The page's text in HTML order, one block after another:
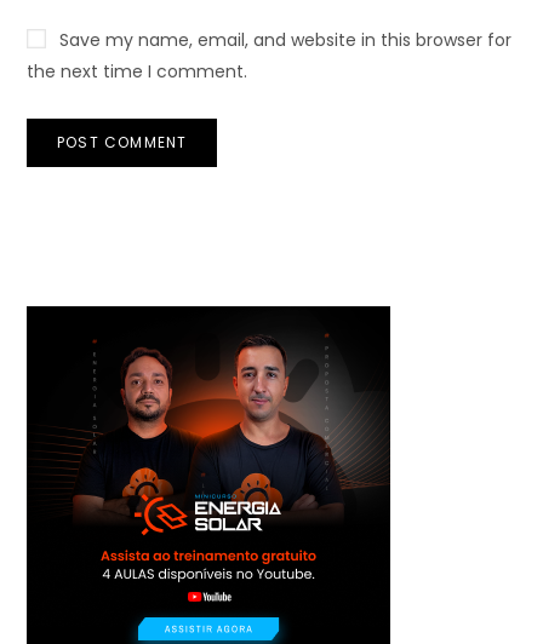
Save my name, email, and website in this browser for
the next time I comment.